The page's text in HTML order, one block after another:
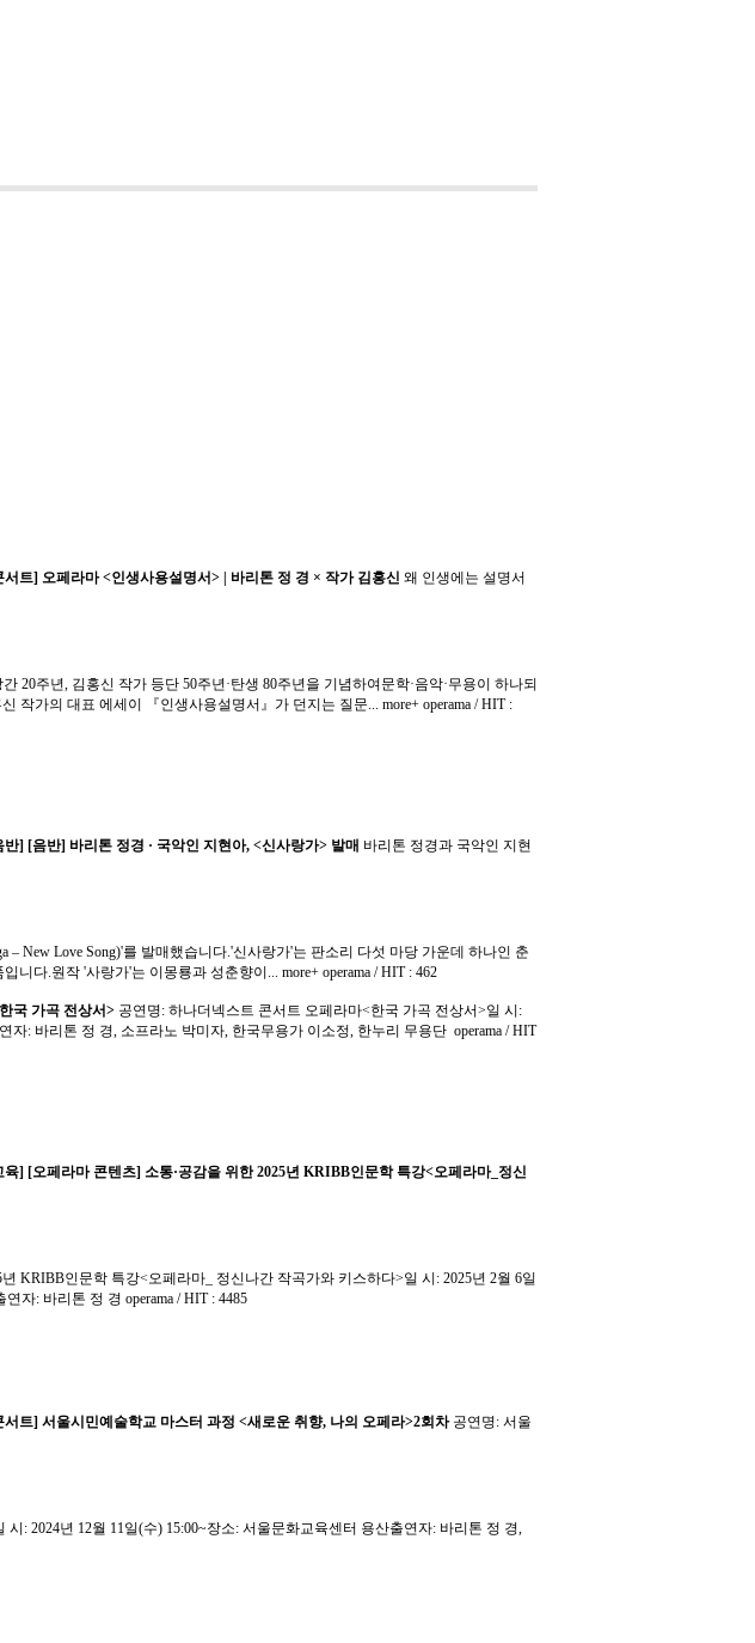
서트] 오페라마 <인생사용설명서> | 바리톤 정 경 × 작가 김홍신 왜 인생에는 설명서
20주년, 김홍신 작가 등단 50주년·탄생 80주년을 기념하여문학·음악·무용이 하나되
작가의 대표 에세이 『인생사용설명서』가 던지는 질문... more+ operama / HIT :
반] [음반] 바리톤 정경 · 국악인 지현아, <신사랑가> 발매 바리톤 정경과 국악인 지현
– New Love Song)'를 발매했습니다.'신사랑가'는 판소리 다섯 마당 가운데 하나인 춘
니다.원작 '사랑가'는 이몽룡과 성춘향이... more+ operama / HIT : 462
국 가곡 전상서> 공연명: 하나더넥스트 콘서트 오페라마<한국 가곡 전상서>일 시:
자: 바리톤 정 경, 소프라노 박미자, 한국무용가 이소정, 한누리 무용단 operama / HIT
육] [오페라마 콘텐츠] 소통·공감을 위한 2025년 KRIBB인문학 특강<오페라마_정신
KRIBB인문학 특강<오페라마_ 정신나간 작곡가와 키스하다>일 시: 2025년 2월 6일
연자: 바리톤 정 경 operama / HIT : 4485
서트] 서울시민예술학교 마스터 과정 <새로운 취향, 나의 오페라>2회차 공연명: 서울
: 2024년 12월 11일(수) 15:00~장소: 서울문화교육센터 용산출연자: 바리톤 정 경,